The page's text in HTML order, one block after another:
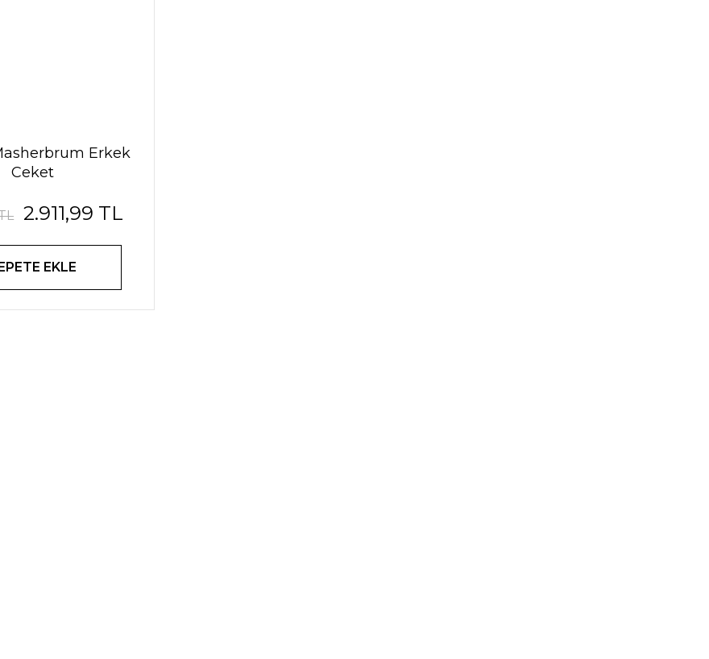
Erkek
Ceket
2.911,99 TL
EKLE